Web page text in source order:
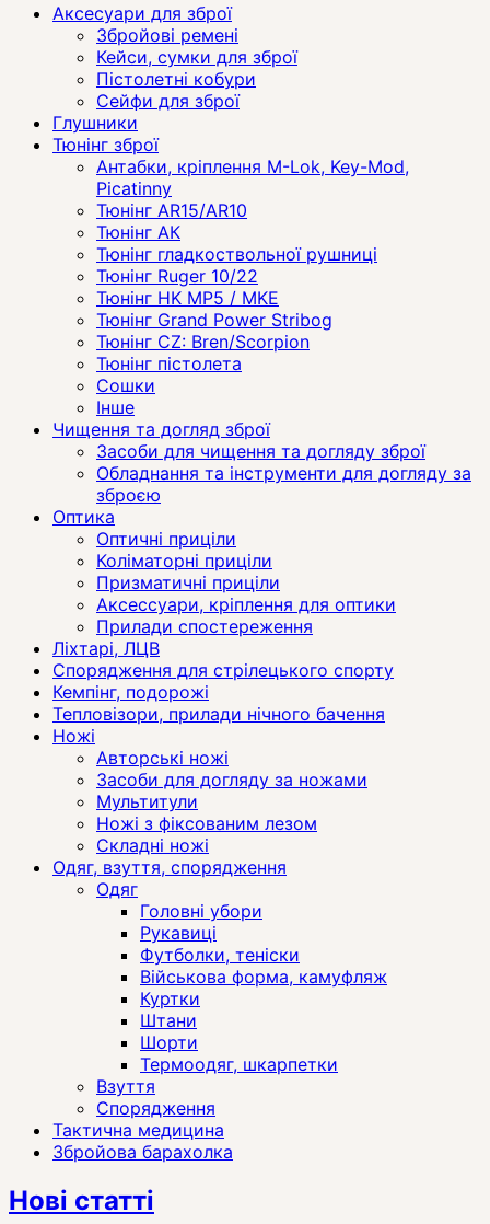
Аксесуари для зброї
Збройові ремені
Кейси, сумки для зброї
Пістолетні кобури
Сейфи для зброї
Глушники
Тюнінг зброї
Антабки, кріплення M-Lok, Key-Mod,
Picatinny
Тюнінг AR15/AR10
Тюнінг АК
Тюнінг гладкоствольної рушниці
Тюнінг Ruger 10/22
Тюнінг HK MP5 / MKE
Тюнінг Grand Power Stribog
Тюнінг CZ: Bren/Scorpion
Тюнінг пістолета
Сошки
Інше
Чищення та догляд зброї
Засоби для чищення та догляду зброї
Обладнання та інструменти для догляду за
зброєю
Оптика
Оптичні приціли
Коліматорні приціли
Призматичні приціли
Аксессуари, кріплення для оптики
Прилади спостереження
Ліхтарі, ЛЦВ
Спорядження для стрілецького спорту
Кемпінг, подорожі
Тепловізори, прилади нічного бачення
Ножі
Авторські ножі
Засоби для догляду за ножами
Мультитули
Ножі з фіксованим лезом
Складні ножі
Одяг, взуття, спорядження
Одяг
Головні убори
Рукавиці
Футболки, теніски
Військова форма, камуфляж
Куртки
Штани
Шорти
Термоодяг, шкарпетки
Взуття
Спорядження
Тактична медицина
Збройова барахолка
Нові статті